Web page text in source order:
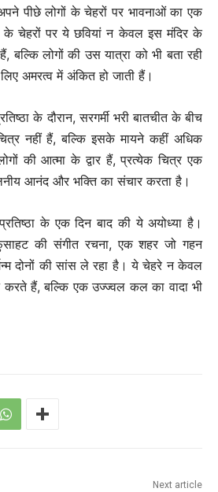
पीछे लोगों के चेहरों पर भावनाओं का एक
के चेहरों पर ये छवियां न केवल इस मंदिर के
बल्कि लोगों की उस यात्रा को भी बता रही
अमरत्व में अंकित हो जाती हैं।
के दौरान, सरगर्मी भरी बातचीत के बीच
नहीं हैं, बल्कि इसके मायने कहीं अधिक
की आत्मा के द्वार हैं, प्रत्येक चित्र एक
आनंद और भक्ति का संचार करता है।
के एक दिन बाद की ये अयोध्या है।
की संगीत रचना, एक शहर जो गहन
दोनों की सांस ले रहा है। ये चेहरे न केवल
हैं, बल्कि एक उज्ज्वल कल का वादा भी
Next article